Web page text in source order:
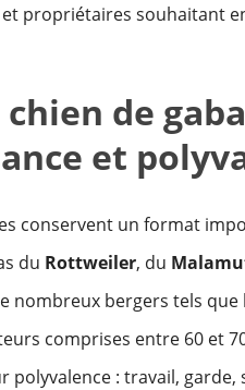
propriétaires souhaitant
chien de
et
conservent un format
du Rottweiler, du
nombreux bergers tels que
comprises entre 60 et
: travail,